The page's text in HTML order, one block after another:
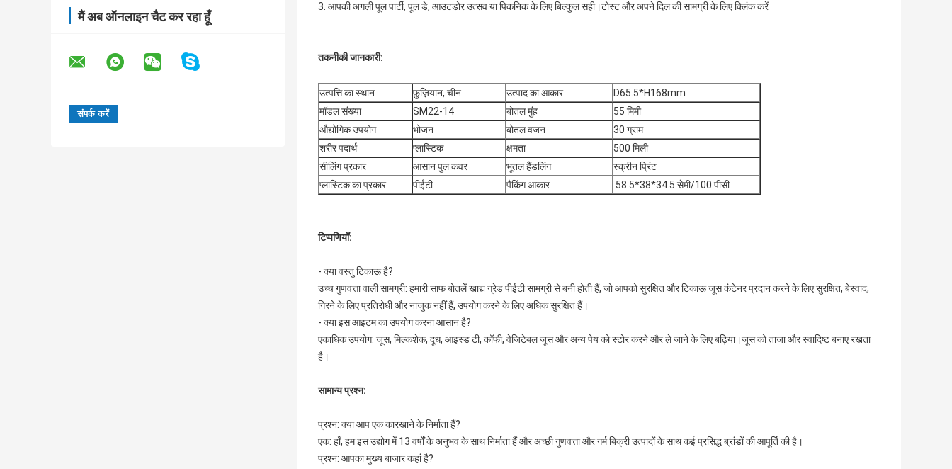
मैं अब ऑनलाइन चैट कर रहा हूँ
3. आपकी अगली पूल पार्टी, पूल डे, आउटडोर उत्सव या पिकनिक के लिए बिल्कुल सही।टोस्ट और अपने दिल की सामग्री के लिए क्लिंक करें
तकनीकी जानकारी:
उत्पत्ति का स्थान फ़ुज़ियान, चीन उत्पाद का आकार
D65.5*H168mm
मॉडल संख्या
SM22-14 बोतल मुंह
55 मिमी
औद्योगिक उपयोग
भोजन बोतल वजन
30 ग्राम
शरीर पदार्थ
प्लास्टिक क्षमता
500 मिली
सीलिंग प्रकार
आसान पुल कवर भूतल हैंडलिंग
स्क्रीन प्रिंट
प्लास्टिक का प्रकार
पीईटी पैकिंग आकार ‎ 58.5*38*34.5 सेमी/100 पीसी
टिप्पणियाँ:
- क्या वस्तु टिकाऊ है?
उच्च गुणवत्ता वाली सामग्री: हमारी साफ बोतलें खाद्य ग्रेड पीईटी सामग्री से बनी होती हैं, जो आपको सुरक्षित और टिकाऊ जूस कंटेनर प्रदान करने के लिए सुरक्षित, बेस्वाद,
गिरने के लिए प्रतिरोधी और नाजुक नहीं हैं, उपयोग करने के लिए अधिक सुरक्षित हैं।
- क्या इस आइटम का उपयोग करना आसान है?
एकाधिक उपयोग: जूस, मिल्कशेक, दूध, आइस्ड टी, कॉफी, वेजिटेबल जूस और अन्य पेय को स्टोर करने और ले जाने के लिए बढ़िया।जूस को ताजा और स्वादिष्ट बनाए रखता
है।
सामान्य प्रश्न:
प्रश्न: क्या आप एक कारखाने के निर्माता हैं?
एक: हाँ, हम इस उद्योग में 13 वर्षों के अनुभव के साथ निर्माता हैं और अच्छी गुणवत्ता और गर्म बिक्री उत्पादों के साथ कई प्रसिद्ध ब्रांडों की आपूर्ति की है।
प्रश्न: आपका मुख्य बाजार कहां है?